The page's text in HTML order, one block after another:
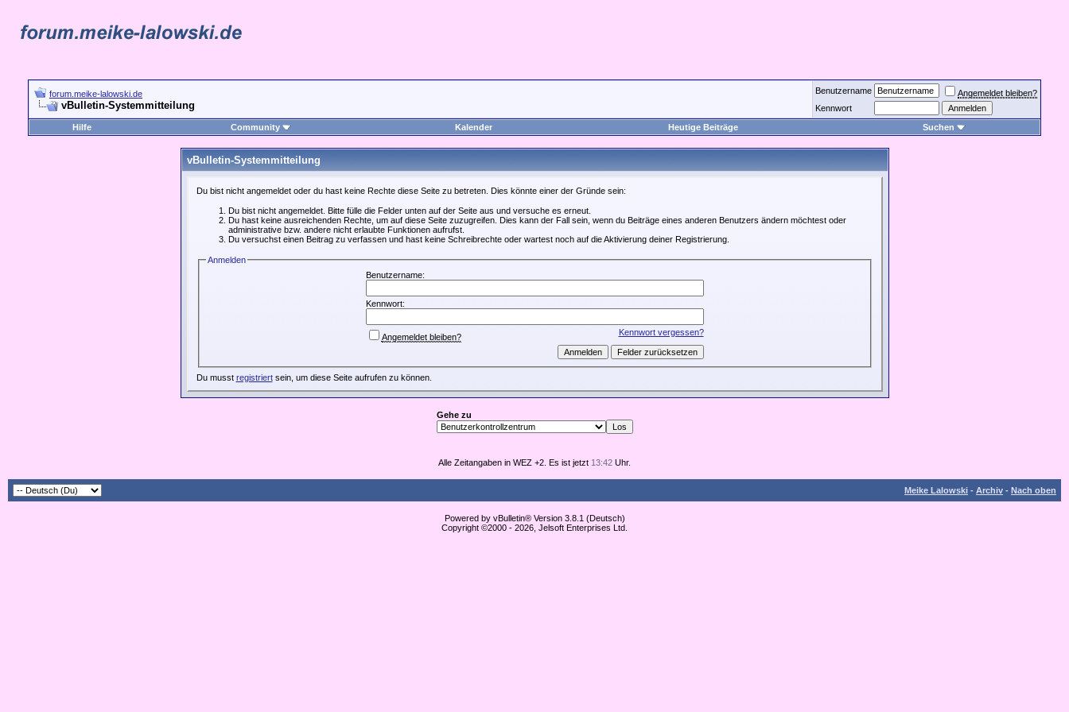
forum.meike-lalowski.de
vBulletin-Systemmitteilung
Benutzername
Angemeldet bleiben?
Kennwort
Hilfe
Community Kalender Heutige Beiträge Suchen
vBulletin-Systemmitteilung
Du bist nicht angemeldet oder du hast keine Rechte diese Seite zu betreten. Dies könnte einer der Gründe sein:
Du bist nicht angemeldet. Bitte fülle die Felder unten auf der Seite aus und versuche es erneut.
Du hast keine ausreichenden Rechte, um auf diese Seite zuzugreifen. Dies kann der Fall sein, wenn du Beiträge eines anderen Benutzers ändern möchtest oder
administrative bzw. andere nicht erlaubte Funktionen aufrufst.
Du versuchst einen Beitrag zu verfassen und hast keine Schreibrechte oder wartest noch auf die Aktivierung deiner Registrierung.
Anmelden
Benutzername:
Kennwort:
Kennwort vergessen?
Angemeldet bleiben?
Du musst registriertsein, um diese Seite aufrufen zu können.
Gehe zu
Alle Zeitangaben in WEZ +2. Es ist jetzt 13:42 Uhr.
Meike Lalowski - Archiv - Nach oben
Powered by vBulletin® Version 3.8.1 (Deutsch)
Copyright ©2000 - 2026, Jelsoft Enterprises Ltd.